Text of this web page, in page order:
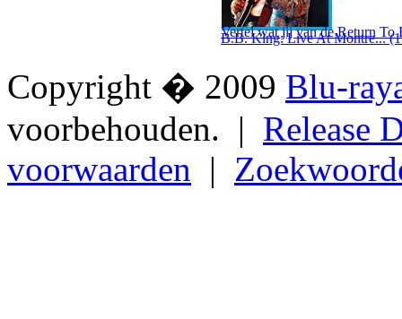
B.B. King: Live At Montre...
Vertel wat jij van de Return
Copyright � 2009 Blu-
voorbehouden. | Release
voorwaarden |